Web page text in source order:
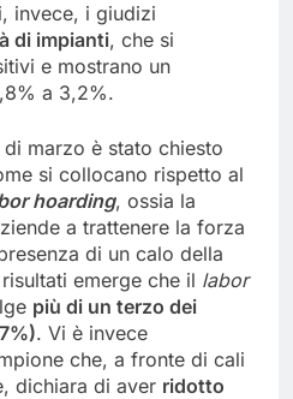
invece, i giudizi
di impianti, che si
e mostrano un
a 3,2%.
marzo è stato chiesto
si collocano rispetto al
hoarding, ossia la
a trattenere la forza
di un calo della
emerge che il labor
più di un terzo dei
. Vi è invece
che, a fronte di cali
dichiara di aver ridotto